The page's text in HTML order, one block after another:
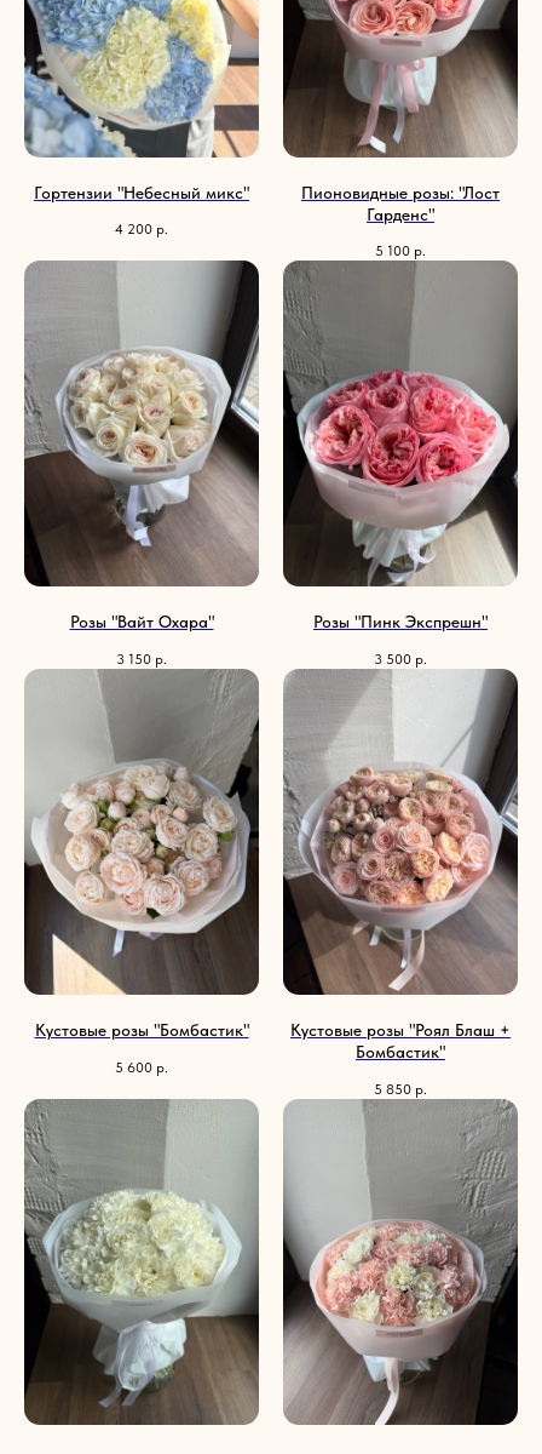
Гортензии "Небесный микс"
4 200 р.
Пионовидные розы: "Лост
Гарденс"
5 100 р.
Розы "Вайт Охара"
3 150 р.
Розы "Пинк Экспрешн"
3 500 р.
Кустовые розы "Бомбастик"
5 600 р.
Кустовые розы "Роял Блаш +
Бомбастик"
5 850 р.